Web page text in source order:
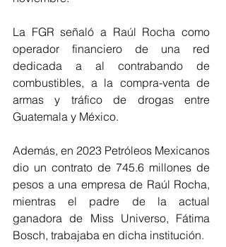
La FGR señaló a Raúl Rocha como
operador financiero de una red
dedicada a al contrabando de
combustibles, a la compra-venta de
armas y tráfico de drogas entre
Guatemala y México.
Además, en 2023 Petróleos Mexicanos
dio un contrato de 745.6 millones de
pesos a una empresa de Raúl Rocha,
mientras el padre de la actual
ganadora de Miss Universo, Fátima
Bosch, trabajaba en dicha institución.